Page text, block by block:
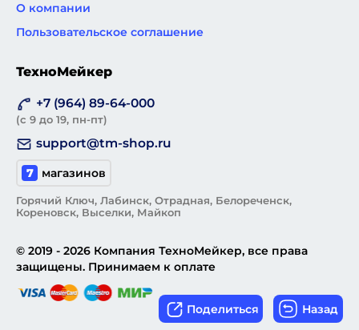
Поделиться
О компании
Пользовательское соглашение
ТехноМейкер
+7 (964) 89-64-000
(с 9 до 19, пн-пт)
support@tm-shop.ru
7 магазинов
Горячий Ключ, Лабинск, Отрадная, Белореченск,
Кореновск, Выселки, Майкоп
© 2019 - 2026 Компания ТехноМейкер, все права
защищены. Принимаем к оплате
Назад